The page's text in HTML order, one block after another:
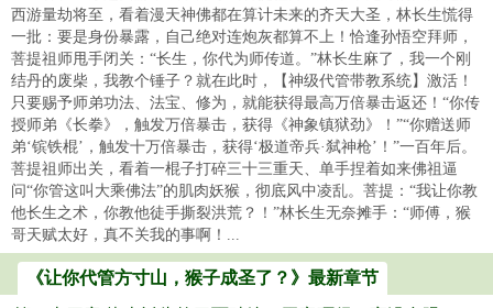
西游量劫将至，看着漫天神佛都在算计未来的齐天大圣，林长生慌得
一批：要是身份暴露，自己绝对连炮灰都算不上！恰逢孙悟空拜师，
菩提祖师甩手闭关：“长生，你代为师传道。”林长生麻了，我一个刚
结丹的废柴，我教个锤子？就在此时，【神级代管带教系统】激活！
只要赐予师弟功法、法宝、修为，就能获得最高万倍暴击返还！“你传
授师弟《长拳》，触发万倍暴击，获得《神象镇狱劲》！”“你赠送师
弟‘镔铁棍’，触发十万倍暴击，获得‘极道帝兵·弑神枪’！”一百年后。
菩提祖师出关，看着一棍子打碎三十三重天、单手捏着如来佛祖逼
问“你管这叫大乘佛法”的肌肉妖猴，彻底风中凌乱。菩提：“我让你教
他长生之术，你教他徒手撕裂洪荒？！”林长生无奈摊手：“师傅，猴
哥天赋太好，真不关我的事啊！...
《让你代管方寸山，猴子成圣了？》最新章节